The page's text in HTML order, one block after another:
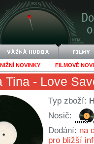
NOVINKY FILMOVÉ
Tina - Love
Typ zboží:
Nosič:
Dodání: na
pro bližší